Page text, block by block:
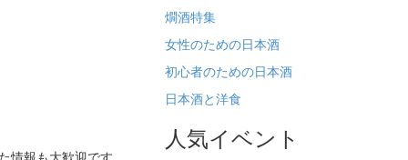
燗酒特集
女性のための日本酒
初心者のための日本酒
日本酒と洋食
人気イベント